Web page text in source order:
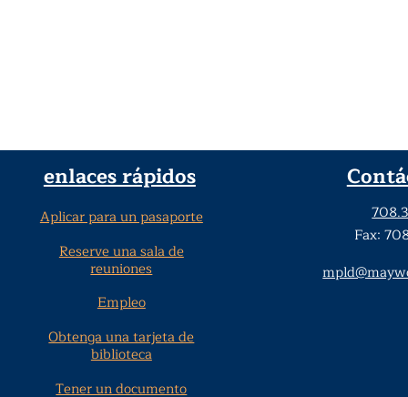
enlaces rápidos
Aplicar para un pasaporte
Reserve una sala de
reuniones
Empleo
Obtenga una tarjeta de
biblioteca
Tener un documento
Fax: